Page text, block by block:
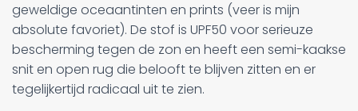
geweldige oceaantinten en prints (veer is mijn
absolute favoriet). De stof is UPF50 voor serieuze
bescherming tegen de zon en heeft een semi-kaakse
snit en open rug die belooft te blijven zitten en er
tegelijkertijd radicaal uit te zien.